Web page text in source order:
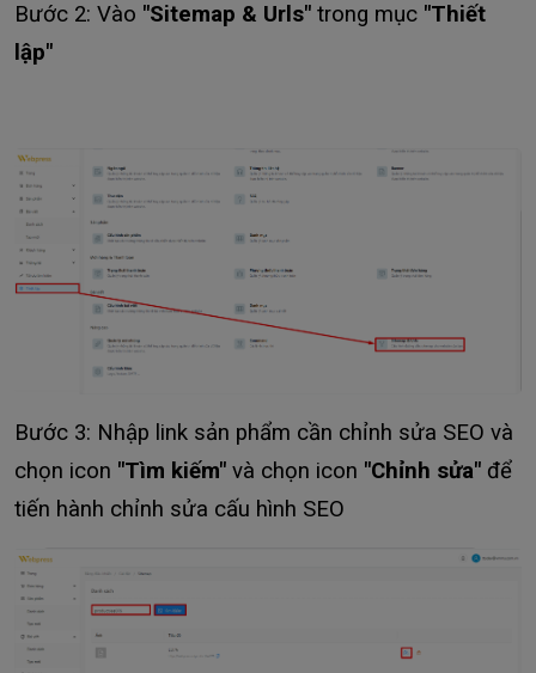
Bước 2: Vào "Sitemap & Urls" trong mục "Thiết
lập"
Bước 3: Nhập link sản phẩm cần chỉnh sửa SEO và
chọn icon "Tìm kiếm" và chọn icon "Chỉnh sửa" để
tiến hành chỉnh sửa cấu hình SEO